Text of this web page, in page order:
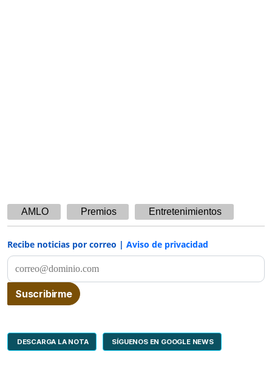
AMLO Premios Entretenimientos
Recibe noticias por correo | Aviso de privacidad
DESCARGA LA NOTA SÍGUENOS EN GOOGLE NEWS